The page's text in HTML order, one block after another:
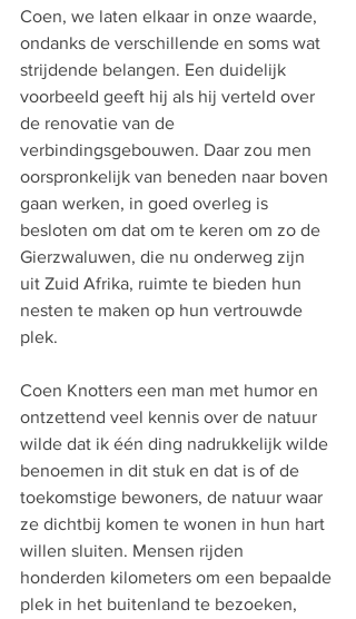
Coen, we laten elkaar in onze waarde,
ondanks de verschillende en soms wat
strijdende belangen. Een duidelijk
voorbeeld geeft hij als hij verteld over
de renovatie van de
verbindingsgebouwen. Daar zou men
oorspronkelijk van beneden naar boven
gaan werken, in goed overleg is
besloten om dat om te keren om zo de
Gierzwaluwen, die nu onderweg zijn
uit Zuid Afrika, ruimte te bieden hun
nesten te maken op hun vertrouwde
plek.
Coen Knotters een man met humor en
ontzettend veel kennis over de natuur
wilde dat ik één ding nadrukkelijk wilde
benoemen in dit stuk en dat is of de
toekomstige bewoners, de natuur waar
ze dichtbij komen te wonen in hun hart
willen sluiten. Mensen rijden
honderden kilometers om een bepaalde
plek in het buitenland te bezoeken,